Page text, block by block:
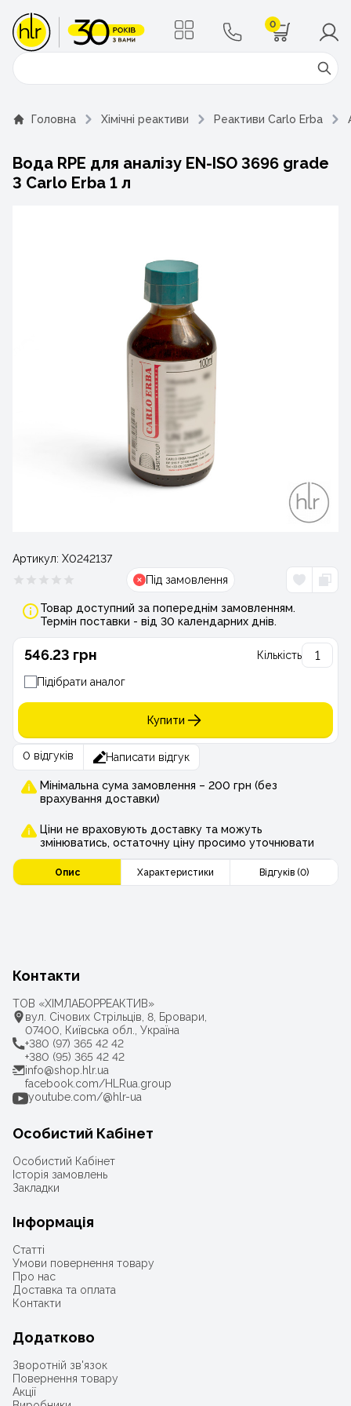
0
Поиск
Головна Хімічні реактиви Реактиви Carlo Erba
Вода RPE для аналізу EN-ISO 3696 grade
3 Carlo Erba 1 л
Артикул: Х0242137
Під замовлення
Товар доступний за попереднім замовленням.
Термін поставки - від 30 календарних днів.
546.23 грн Кількість
Підібрати аналог
Купити
0 відгуків Написати відгук
Мінімальна сума замовлення – 200 грн (без
врахування доставки)
Ціни не враховують доставку та можуть
змінюватись, остаточну ціну просимо уточнювати
Опис Характеристики Відгуків (0)
Контакти
ТОВ «ХІМЛАБОРРЕАКТИВ»
вул. Січових Стрільців, 8, Бровари,
07400, Київська обл., Україна
+380 (97) 365 42 42
+380 (95) 365 42 42
info@shop.hlr.ua
facebook.com/HLRua.group
youtube.com/@hlr-ua
Особистий Кабінет
Особистий Кабінет
Історія замовлень
Закладки
Інформація
Статті
Умови повернення товару
Про нас
Доставка та оплата
Контакти
Додатково
Зворотній зв'язок
Повернення товару
Акції